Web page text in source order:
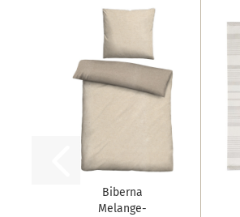
Biberna
Melange-